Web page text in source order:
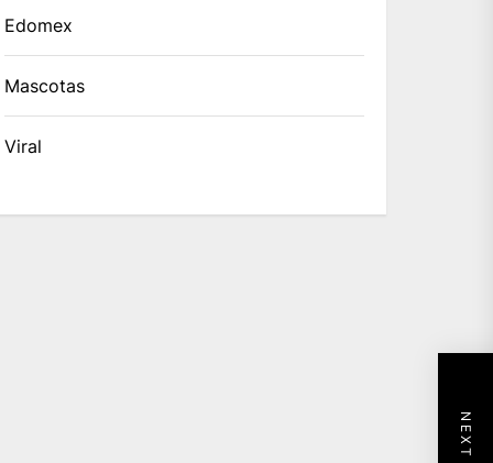
Edomex
Mascotas
Viral